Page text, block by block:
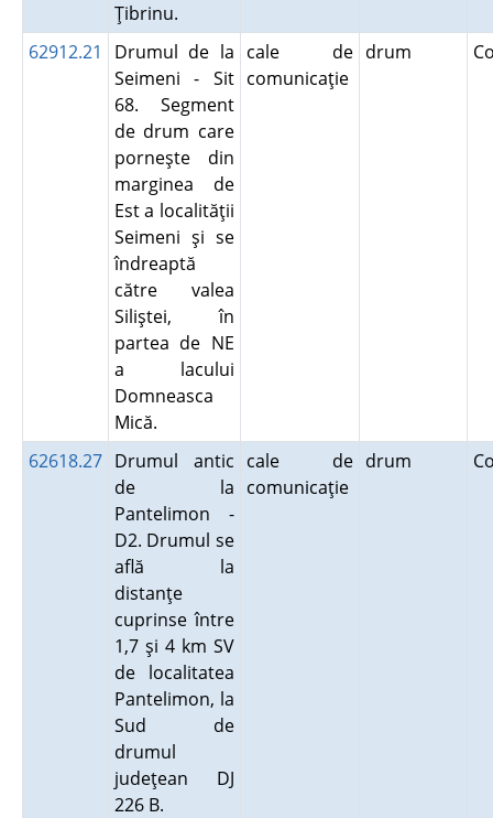
Ţibrinu.
62912.21
Drumul de la
Seimeni - Sit
68. Segment
de drum care
porneşte din
marginea de
Est a localităţii
Seimeni şi se
îndreaptă
către valea
Siliştei, în
partea de NE
a lacului
Domneasca
Mică.
cale de
comunicaţie
drum
62618.27 Drumul antic
de la
Pantelimon -
D2. Drumul se
află la
distanţe
cuprinse între
1,7 şi 4 km SV
de localitatea
Pantelimon, la
Sud de
drumul
judeţean DJ
226 B.
cale de
comunicaţie
drum